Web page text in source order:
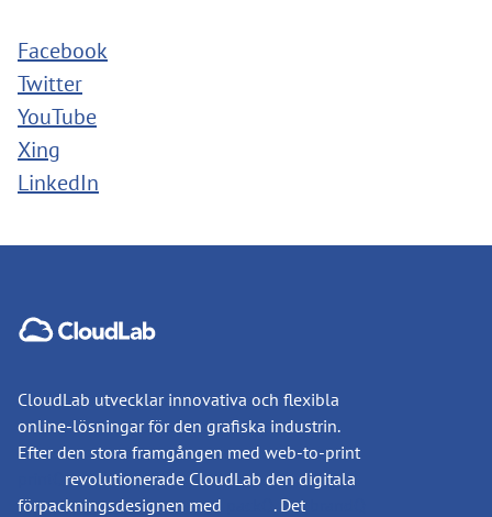
Facebook
Twitter
YouTube
Xing
LinkedIn
CloudLab utvecklar innovativa och flexibla
online-lösningar för den grafiska industrin.
Efter den stora framgången med web-to-print
revolutionerade CloudLab den digitala
förpackningsdesignen med
. Det